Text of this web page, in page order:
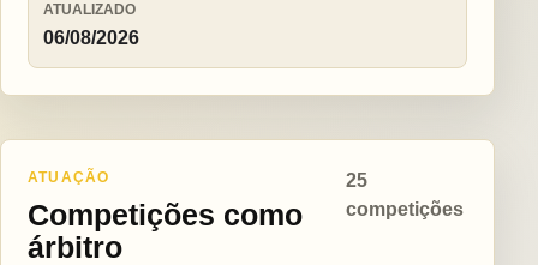
ATUALIZADO
06/08/2026
ATUAÇÃO
Competições como
árbitro
25
competições